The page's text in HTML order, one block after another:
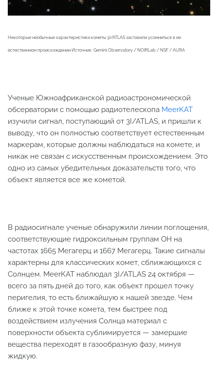
Некоторые необычные характеристики кометы 3I/ATLAS заставили усомниться в ее
естественном происхождении Источник: Gemini Observatory / NOIRLab / NSF / AURA
Ученые Южноафриканской радиоастрономической
обсерватории с помощью радиотелескопа MeerKAT
изучили сигнал, поступающий от 3I/ATLAS, и пришли к
выводу, что он полностью соответствует естественным
маркерам, которые должны наблюдаться на комете, и
никак не связан с искусственным происхождением. Это
одно из самых убедительных доказательств того, что
объект является все же кометой.
В радиосигнале ученые обнаружили линии поглощения,
соответствующие гидроксильным группам ОН на
частотах 1665 Мегагерц и 1667 Мегагерц. Такие сигналы
характерны для классических комет, сближающихся с
Солнцем. MeerKAT наблюдал 3I/ATLAS 24 октября —
всего за пять дней до того, как объект прошел точку
перигелия, то есть ближайшую к нашей звезде. Чем
ближе к этой точке комета, тем быстрее под
воздействием излучения Солнца материал с
поверхности объекта сублимируется — замершие
вещества переходят в газообразную фазу, минуя
жидкую.